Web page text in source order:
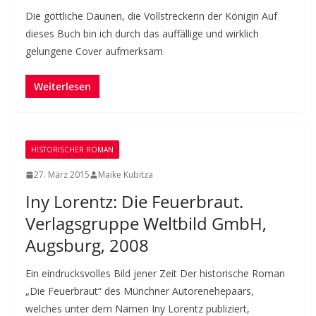
Die göttliche Daunen, die Vollstreckerin der Königin Auf
dieses Buch bin ich durch das auffällige und wirklich
gelungene Cover aufmerksam
Weiterlesen
HISTORISCHER ROMAN
27. März 2015 Maike Kubitza
Iny Lorentz: Die Feuerbraut.
Verlagsgruppe Weltbild GmbH,
Augsburg, 2008
Ein eindrucksvolles Bild jener Zeit Der historische Roman
„Die Feuerbraut“ des Münchner Autorenehepaars,
welches unter dem Namen Iny Lorentz publiziert,